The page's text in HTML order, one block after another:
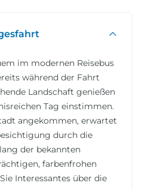
im modernen Reisebus
während der Fahrt
Landschaft genießen
Tag einstimmen.
angekommen, erwartet
durch die
der bekannten
farbenfrohen
Interessantes über die